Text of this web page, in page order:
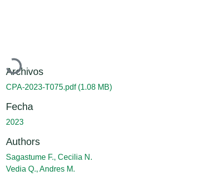
Cargando...
Archivos
CPA-2023-T075.pdf (1.08 MB)
Fecha
2023
Authors
Sagastume F., Cecilia N.
Vedia Q., Andres M.